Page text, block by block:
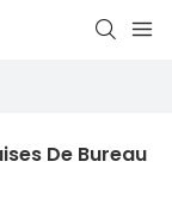
De Bureau